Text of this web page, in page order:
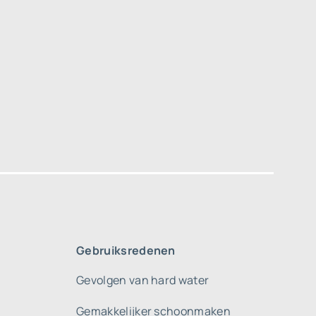
Gebruiksredenen
Gevolgen van hard water
Gemakkelijker schoonmaken